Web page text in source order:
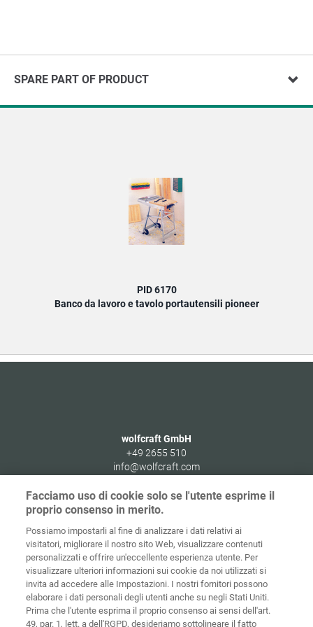
SPARE PART OF PRODUCT
PID 6170
Banco da lavoro e tavolo portautensili pioneer
wolfcraft GmbH
+49 2655 510
info@wolfcraft.com
56746 Kempenich
Germany
Home Contatti Colofone Tutela dei dati
Politiche sui
Facciamo uso di cookie solo se l'utente esprime il
proprio consenso in merito.
Possiamo impostarli al fine di analizzare i dati relativi ai
visitatori, migliorare il nostro sito Web, visualizzare contenuti
personalizzati e offrire un'eccellente esperienza utente. Per
visualizzare ulteriori informazioni sui cookie da noi utilizzati si
invita ad accedere alle Impostazioni. I nostri fornitori possono
elaborare i dati personali degli utenti anche su negli Stati Uniti.
Prima che l'utente esprima il proprio consenso ai sensi dell'art.
49, par. 1, lett. a dell'RGPD, desideriamo sottolineare il fatto